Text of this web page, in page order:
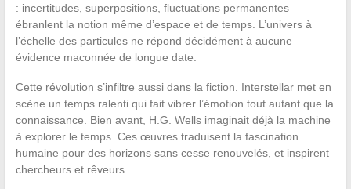
: incertitudes, superpositions, fluctuations permanentes
ébranlent la notion même d’espace et de temps. L’univers à
l’échelle des particules ne répond décidément à aucune
évidence maconnée de longue date.
Cette révolution s’infiltre aussi dans la fiction. Interstellar met en
scène un temps ralenti qui fait vibrer l’émotion tout autant que la
connaissance. Bien avant, H.G. Wells imaginait déjà la machine
à explorer le temps. Ces œuvres traduisent la fascination
humaine pour des horizons sans cesse renouvelés, et inspirent
chercheurs et rêveurs.